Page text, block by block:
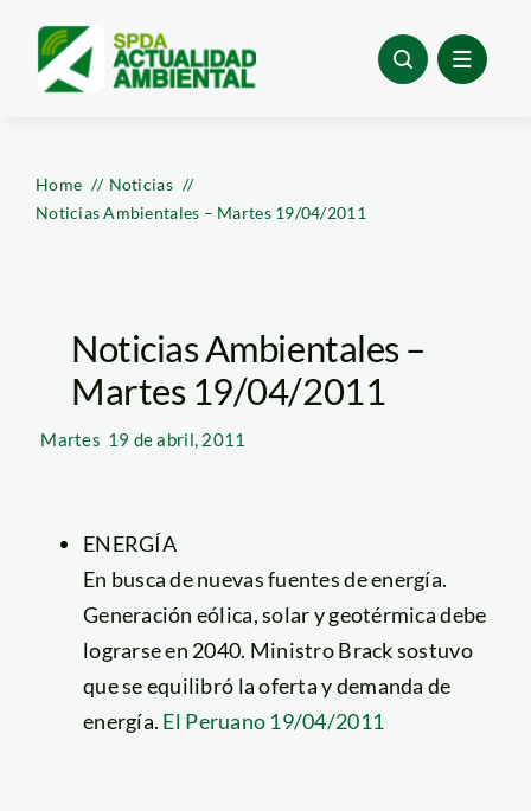
content
Home
Noticias
Noticias Ambientales – Martes 19/04/2011
Noticias Ambientales –
Martes 19/04/2011
Martes 19 de abril, 2011
ENERGÍA
En busca de nuevas fuentes de energía.
Generación eólica, solar y geotérmica debe
lograrse en 2040. Ministro Brack sostuvo
que se equilibró la oferta y demanda de
energía. El Peruano 19/04/2011